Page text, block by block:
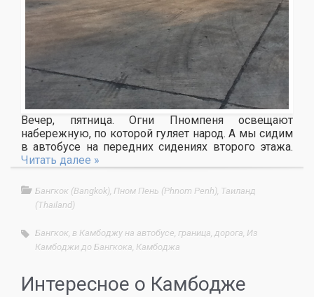
Вечер, пятница. Огни Пномпеня освещают
набережную, по которой гуляет народ. А мы сидим
в автобусе на передних сидениях второго этажа.
Читать далее »
Бангкок (Bangkok), Пном Пень (Phnom Penh), Таиланд
(Thailand)
Бангкок, в Камбоджу на автобусе, граница, дорога, Из
Камбоджи до Бангкока, Камбоджа
Интересное о Камбодже